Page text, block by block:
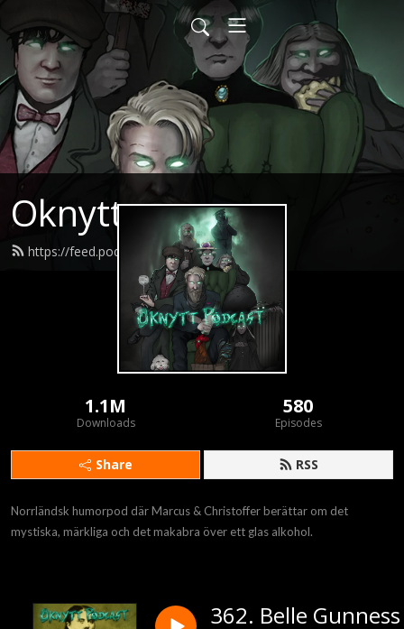
Oknytt
https://feed.podbean.com/oknytt/feed.xml
1.1M
Downloads
580
Episodes
Share RSS
Norrländsk humorpod där Marcus & Christoffer berättar om det
mystiska, märkliga och det makabra över ett glas alkohol.
362. Belle Gunness